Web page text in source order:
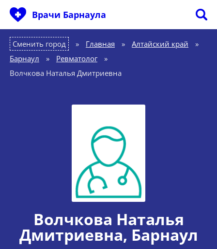
Врачи Барнаула
Сменить город Главная » Алтайский край
»
Барнаул
» Ревматолог
»
Волчкова Наталья Дмитриевна
Волчкова Наталья
Дмитриевна, Барнаул